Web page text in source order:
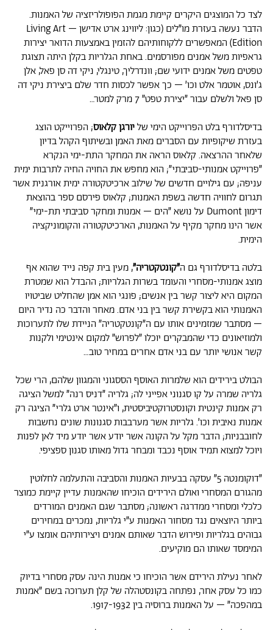
לצד כל המוצגים היקרים קיימת מגמת הפופולריזציה של האמנות.
הדבר נעשה בעזרת מו״לים (כגון: ליווינג ארט אדישן – Living Art
Edition) המאפשרים ללקוחותיהם להזמין באמצעות הדואר יצירות
גראפיות משל אמנים מפורסמים. באחת הגלריות בקלן היתה תצוגת
טפטים משל אמנים ידועי שם; וונדרליך, טינגלי, ניקי דה סן פאל, אלן
ג׳ונס, אוטמר אלט וכו׳ – כך אפשר לכסות חדר שלם ביצירת ניקי דה
סן פאל ולשלם עבור ״יצירת טפט״ 7 מרק למטר…
בדיסלדורף בלט הפרוייקט הימי שליורגן קלאוס; הפרוייקט הוצג
בעזרת שיקופיות עם הסברים מאת האמן ובשיתוף הקהל בדיון
שלאחר ההרצאה. קלאוס הראה את המחקר התת-ימי הנקרא
״פרוייקט אמנותי-סביבתי״; הוא מחפש את החויה החיה לתרבות ימית
עניפה; עם גילויים חדשים של שילוב ארכיטקטורה ימית אורגנית אשר
תגרום לחוויה חדשה בשפת האמנות; קלאוס פירסם ספר בהוצאת
דימון Dumont על נושא ״הים – אמנות ומחקר סביבתי תת-ימי״
אשר הינו מחקר מקיף על האמנות, הארכיטקטורה והקומוניקציה
הימית.
בלטה בדיסלדורף גם ה״קונטקטריה״,מעין בית קפה נייד שהוא אף
מוצג אמנותי-מסחרי והעומד בשרות הגלריות; ההבדל הוא שמטרת
המקום היא ליצור קשר בין אנשים; פונגי הוא אמן שהחליט שביטויו
האמנותי הוא בקשירת קשר בין בני אדם. מאחר והדבר כה נדיר היום
– מסתבר שמזמינים אותו עם ה״קונטקטריה״ הניידת שלו לתערוכות
ולמוזיאונים כדי שהמבקרים יוכלו ״לפרוש״ למקום אינטימי ולקנות
קשר אנושי יותר עם בני אדם אחרים במחיר טוב…
הבולט בירידים הוא שלמרות האוסף הססגוני והמגוון שלהם, הרי שכל
גלריה שמרה על קו סגנוני אפייני לה; גלריה ״דניס רנה״ למשל הציגה
רק אמנות קינטית וקונסטרוקטיביסטית, ו״אינטר ארט גלרי״ הציגה רק
אמנות נאיבית וכו׳. גלריות אשר מערבבות סגנונות שונים נחשבות
לחובבניות; הדבר מקל על הקונה אשר יודע אשר יודע מיד לאן לפנות
ויוכל למצוא תמיד אוסף נכבד ומבחר גדול מאותו סגנון ספציפי.
״דוקומנטה 5״ עסקה בבעיות האמנות והסביבה והתעלמה לחלוטין
מהגורם המסחרי ואולם הירידים הוכיחו שהאמנות עדיין קיימת כמוצר
כלכלי ומסחרי ממדרגה ראשונה; מסתבר שגם האמנים המורדים
ביותר היוצאים נגד מסחור האמנות ע״י גלריות, נמכרים במחירים
גבוהים בגלריות ופירוש הדבר שאותם אמנים ויצירותיהם אומצו ע״י
המימסד שאותו הם מוקיעים.
לאחר נעילת הירידם אשר הוכיחו כי אמנות הינה עסק מסחרי בדיוק
כמו כל עסק אחר, נפתחה בקונסטהלה של קלן תערוכה בשם ״אמנות
במהפכה״ – על האמנות ברוסיה בין 1917-1932.